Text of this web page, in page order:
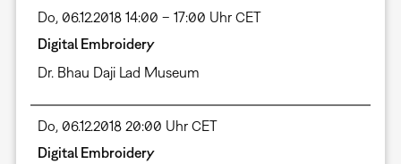
Do, 06.12.2018 14:00 – 17:00 Uhr CET
Digital Embroidery
Dr. Bhau Daji Lad Museum
Do, 06.12.2018 20:00 Uhr CET
Digital Embroidery